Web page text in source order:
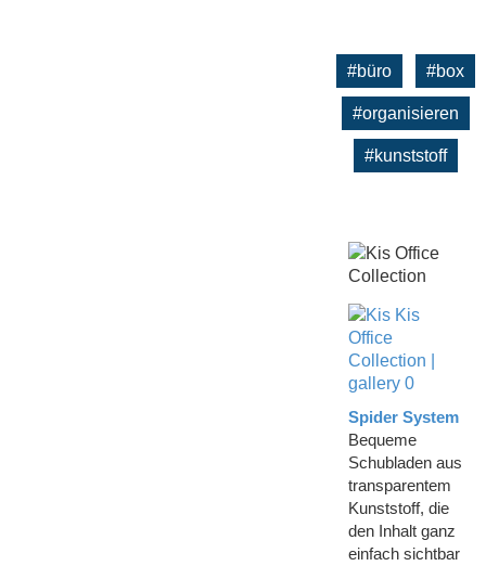
#büro #box
#organisieren
#kunststoff
Spider System
Bequeme
Schubladen aus
transparentem
Kunststoff, die
den Inhalt ganz
einfach sichtbar